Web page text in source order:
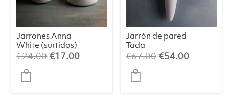
Jarrones Anna
White (surtidos)
€24.00El
€17.00El
Jarrón de pared
Tada
€67.00El
€54.00El